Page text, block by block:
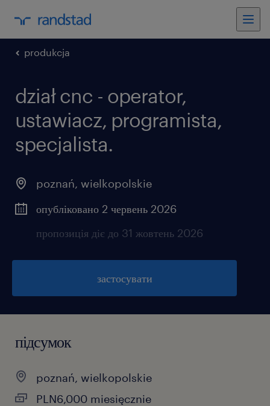
produkcja
dział cnc - operator,
ustawiacz, programista,
specjalista.
poznań, wielkopolskie
опубліковано 2 червень 2026
пропозиція діє до 31 жовтень 2026
застосувати
підсумок
poznań, wielkopolskie
PLN6,000 miesięcznie